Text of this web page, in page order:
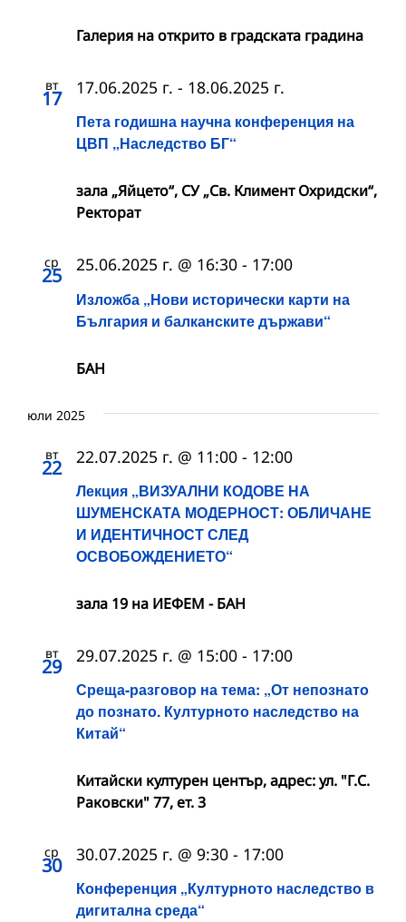
Галерия на открито в градската градина
вт
17
Пета годишна научна конференция на
ЦВП „Наследство БГ“
17.06.2025 г. - 18.06.2025 г.
зала „Яйцето“, СУ „Св. Климент Охридски“,
Ректорат
ср
25
Изложба „Нови исторически карти на
България и балканските държави“
25.06.2025 г. @ 16:30 - 17:00
БАН
юли 2025
вт
22
Лекция „ВИЗУАЛНИ КОДОВЕ НА
ШУМЕНСКАТА МОДЕРНОСТ: ОБЛИЧАНЕ
И ИДЕНТИЧНОСТ СЛЕД
ОСВОБОЖДЕНИЕТО“
22.07.2025 г. @ 11:00 - 12:00
зала 19 на ИЕФЕМ - БАН
вт
29
Среща-разговор на тема: „От непознато
до познато. Културното наследство на
Китай“
29.07.2025 г. @ 15:00 - 17:00
Китайски културен център, адрес: ул. "Г.С.
Раковски" 77, ет. 3
ср
30
Конференция „Културното наследство в
дигитална среда“
30.07.2025 г. @ 9:30 - 17:00